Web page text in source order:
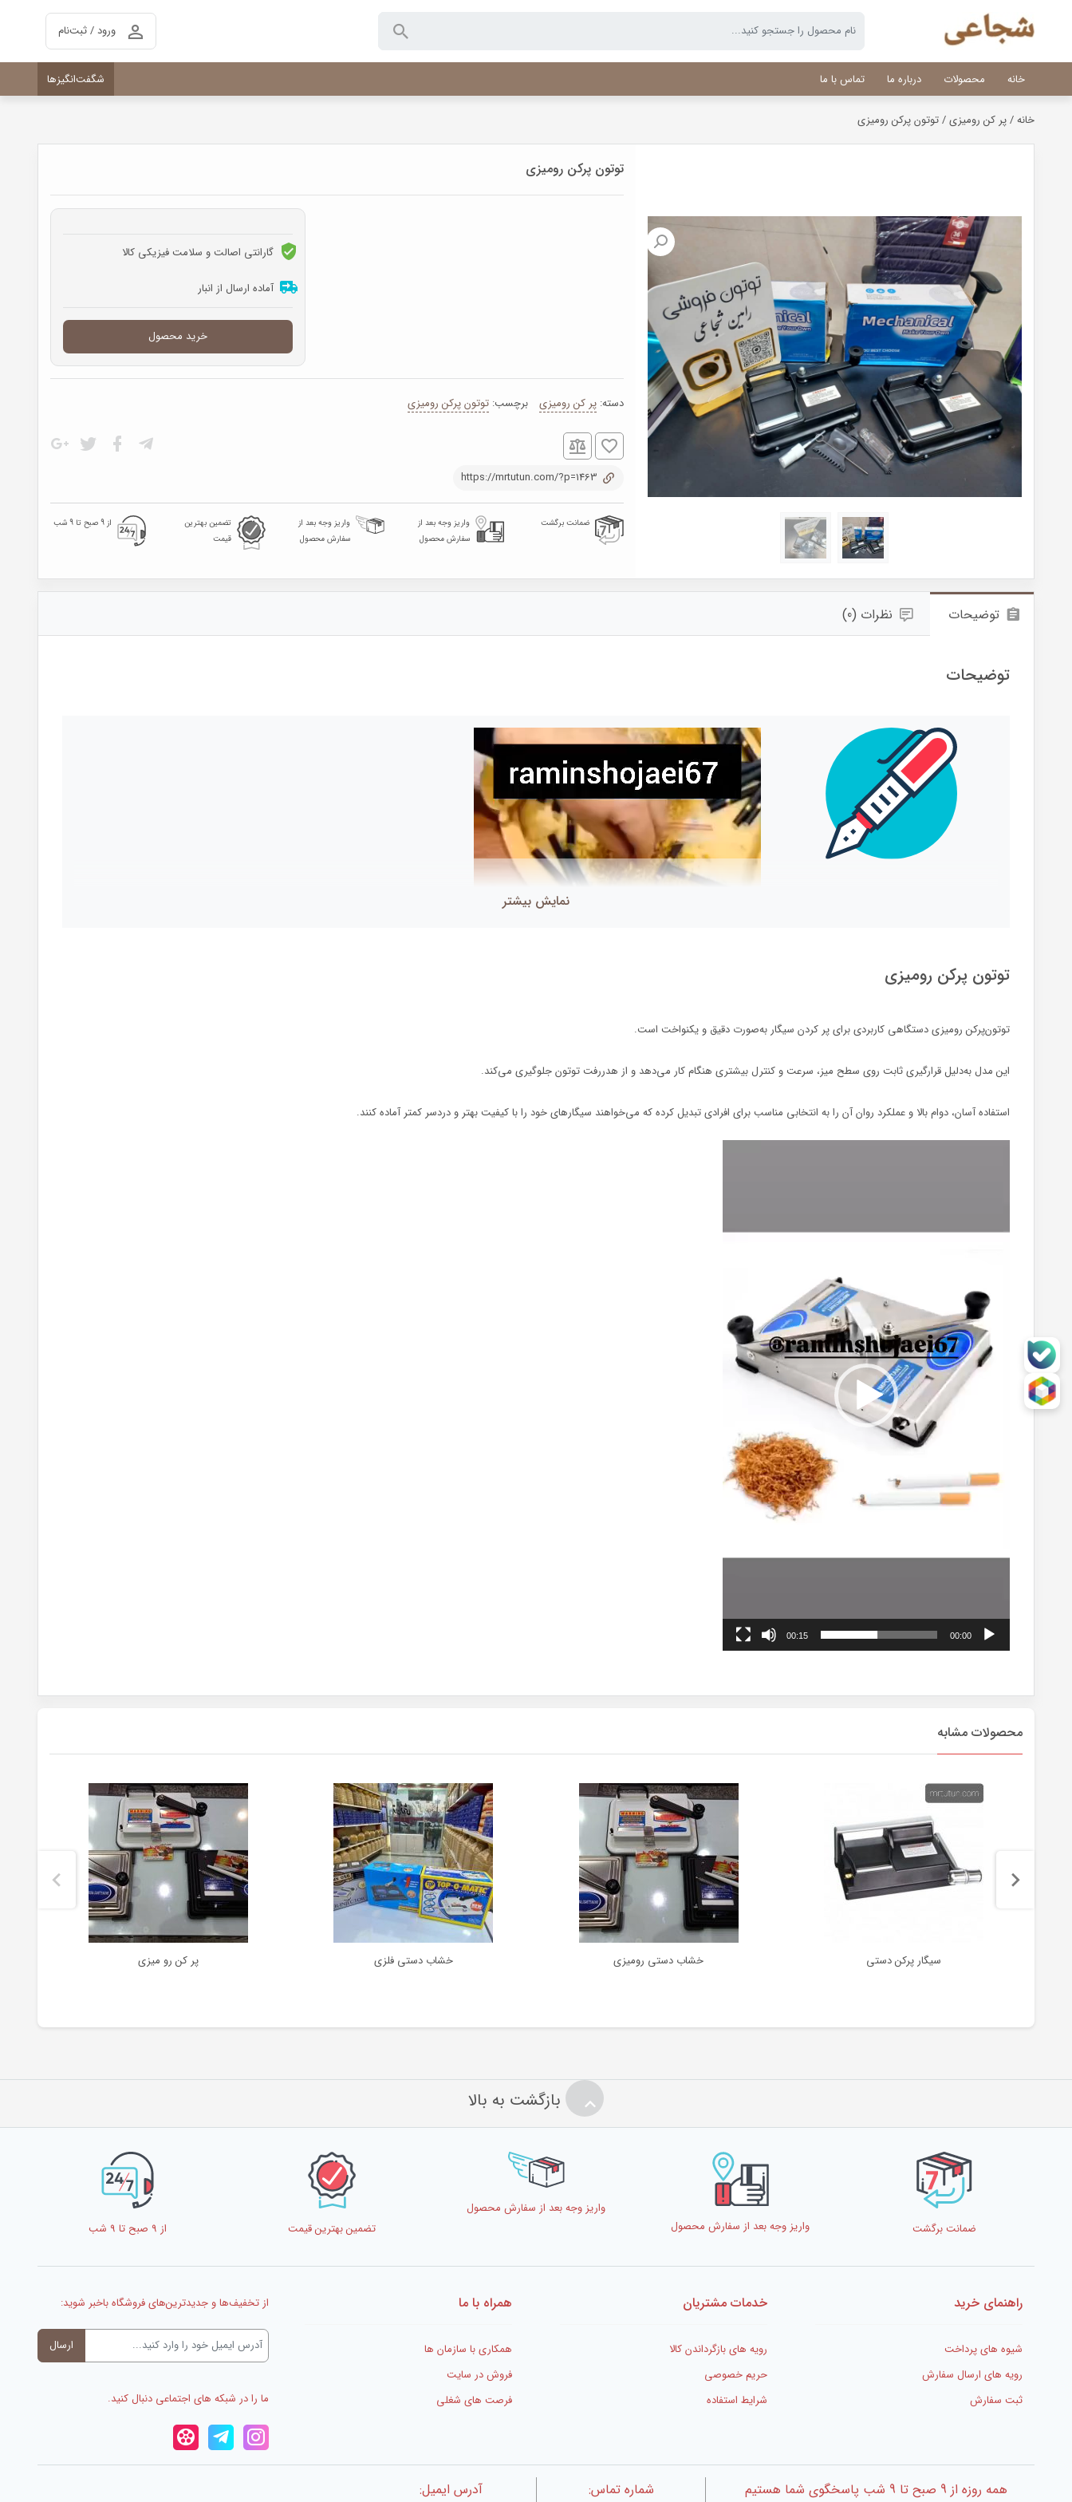
ورود / ثبت‌نام
خانه محصولات درباره ما تماس با ما شگفت‌انگیزها
خانه/پر کن رومیزی/ توتون پرکن رومیزی
توتون پرکن رومیزی
گارانتی اصالت و سلامت فیزیکی کالا
آماده ارسال از انبار
خرید محصول
دسته:پر کن رومیزی برچسب:توتون پرکن رومیزی
https://mrtutun.com/?p=1463
ضمانت برگشت
واریز وجه بعد از
سفارش محصول
واریز وجه بعد از
سفارش محصول
تضمین بهترین
قیمت
از 9 صبح تا 9 شب
توضیحات نظرات (0)
توضیحات
نمایشگر
ویدیو
نمایش بیشتر
توتون پرکن رومیزی
توتون‌پرکن رومیزی دستگاهی کاربردی برای پر کردن سیگار به‌صورت دقیق و یکنواخت است.
این مدل به‌دلیل قرارگیری ثابت روی سطح میز، سرعت و کنترل بیشتری هنگام کار می‌دهد و از هدررفت توتون جلوگیری می‌کند.
استفاده آسان، دوام بالا و عملکرد روان آن را به انتخابی مناسب برای افرادی تبدیل کرده که می‌خواهند سیگارهای خود را با کیفیت بهتر و دردسر کمتر آماده کنند.
00:00
00:15
محصولات مشابه
پر کن رو میزی خشاب دستی فلزی خشاب دستی رومیزی سیگار پرکن دستی
بازگشت به بالا
ضمانت برگشت واریز وجه بعد از سفارش محصول
واریز وجه بعد از سفارش محصول
تضمین بهترین قیمت
از 9 صبح تا 9 شب
راهنمای خرید
شیوه های پرداخت
رویه های ارسال سفارش
ثبت سفارش
خدمات مشتریان
رویه های بازگرداندن کالا
حریم خصوصی
شرایط استفاده
همراه با ما
همکاری با سازمان ها
فروش در سایت
فرصت های شغلی
از تخفیف‌ها و جدیدترین‌های فروشگاه باخبر شوید:
ما را در شبکه های اجتماعی دنبال کنید.
همه روزه از 9 صبح تا 9 شب پاسخگوی شما هستیم شماره تماس: آدرس ایمیل: